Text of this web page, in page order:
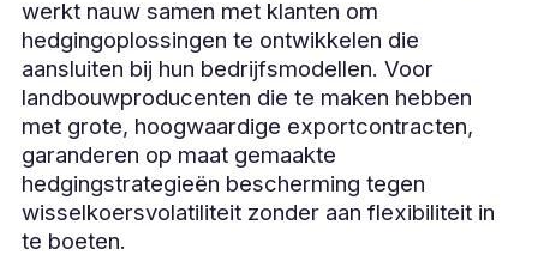
werkt nauw samen met klanten om
hedgingoplossingen te ontwikkelen die
aansluiten bij hun bedrijfsmodellen. Voor
landbouwproducenten die te maken hebben
met grote, hoogwaardige exportcontracten,
garanderen op maat gemaakte
hedgingstrategieën bescherming tegen
wisselkoersvolatiliteit zonder aan flexibiliteit in
te boeten.